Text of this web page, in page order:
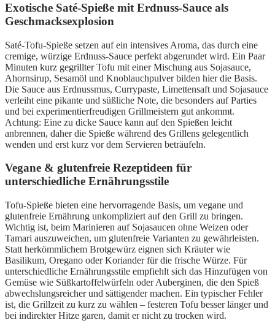
Exotische Saté-Spieße mit Erdnuss-Sauce als
Geschmacksexplosion
Saté-Tofu-Spieße setzen auf ein intensives Aroma, das durch eine
cremige, würzige Erdnuss-Sauce perfekt abgerundet wird. Ein Paar
Minuten kurz gegrillter Tofu mit einer Mischung aus Sojasauce,
Ahornsirup, Sesamöl und Knoblauchpulver bilden hier die Basis.
Die Sauce aus Erdnussmus, Currypaste, Limettensaft und Sojasauce
verleiht eine pikante und süßliche Note, die besonders auf Parties
und bei experimentierfreudigen Grillmeistern gut ankommt.
Achtung: Eine zu dicke Sauce kann auf den Spießen leicht
anbrennen, daher die Spieße während des Grillens gelegentlich
wenden und erst kurz vor dem Servieren beträufeln.
Vegane & glutenfreie Rezeptideen für
unterschiedliche Ernährungsstile
Tofu-Spieße bieten eine hervorragende Basis, um vegane und
glutenfreie Ernährung unkompliziert auf den Grill zu bringen.
Wichtig ist, beim Marinieren auf Sojasaucen ohne Weizen oder
Tamari auszuweichen, um glutenfreie Varianten zu gewährleisten.
Statt herkömmlichem Brotgewürz eignen sich Kräuter wie
Basilikum, Oregano oder Koriander für die frische Würze. Für
unterschiedliche Ernährungsstile empfiehlt sich das Hinzufügen von
Gemüse wie Süßkartoffelwürfeln oder Auberginen, die den Spieß
abwechslungsreicher und sättigender machen. Ein typischer Fehler
ist, die Grillzeit zu kurz zu wählen – festeren Tofu besser länger und
bei indirekter Hitze garen, damit er nicht zu trocken wird.